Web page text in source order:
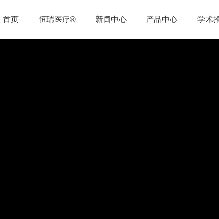
首页 恒瑞医疗® 新闻中心 产品中心 学术